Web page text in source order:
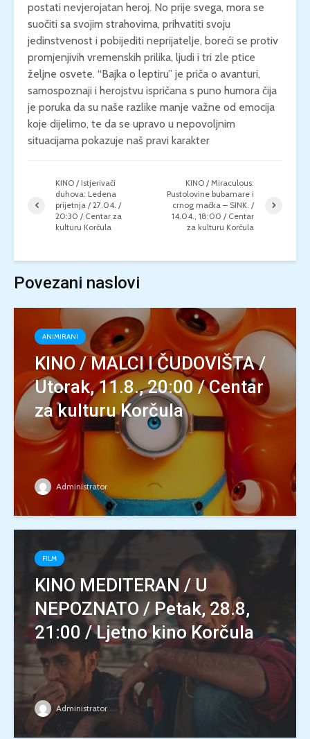
postati nevjerojatan heroj. No prije svega, mora se
suočiti sa svojim strahovima, prihvatiti svoju
jedinstvenost i pobijediti neprijatelje, boreći se protiv
promjenjivih vremenskih prilika, ljudi i tri zle ptice
željne osvete. “Bajka o leptiru” je priča o avanturi,
samospoznaji i herojstvu ispričana s puno humora čija
je poruka da su naše razlike manje važne od emocija
koje dijelimo, te da se upravo u nepovoljnim
situacijama pokazuje naš pravi karakter
KINO / Istjerivači
duhova: Ledena
prijetnja / 27.04. /
20:30 / Centar za
kulturu Korčula
KINO / Miraculous:
Pustolovine bubamare i
crnog mačka – SINK. /
14.04., 18:00 / Centar
za kulturu Korčula
Povezani naslovi
ANIMIRANI
KINO / MALCI I ČUDOVIŠTA /
Utorak, 11.8., 20:00 / Centar
za kulturu Korčula
Administrator
FILM
KINO MEDITERAN / U
NEPOZNATO / Petak, 28.8,
21:00 / Ljetno kino Korčula
Administrator